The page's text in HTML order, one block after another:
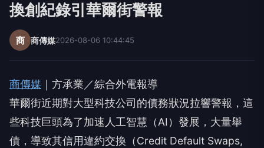
換創紀錄引華爾街警報
商 商傳媒2026-08-06 10:44:45
商傳媒 ｜方承業／綜合外電報導
華爾街近期對大型科技公司的債務狀況拉響警報，這
些科技巨頭為了加速人工智慧（AI）發展，大量舉
債，導致其信用違約交換（Credit Default Swaps,